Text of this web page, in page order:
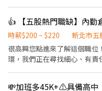
你： 想穩定賺高薪 動作快、時間觀念好 想多接多賺、越跑越順！ ⚡
高薪直送你的口袋！ 👉 名額
時薪$200 ~ $220
新北市五
很高興您點進來了解這個職
環，我們正在尋找細心、有責